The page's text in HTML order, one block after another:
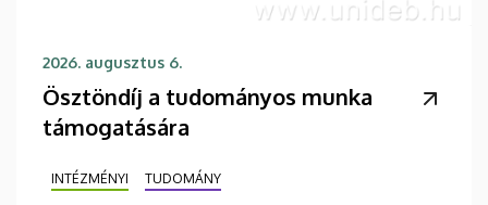
2026. augusztus 6.
Ösztöndíj a tudományos munka
támogatására
INTÉZMÉNYI TUDOMÁNY